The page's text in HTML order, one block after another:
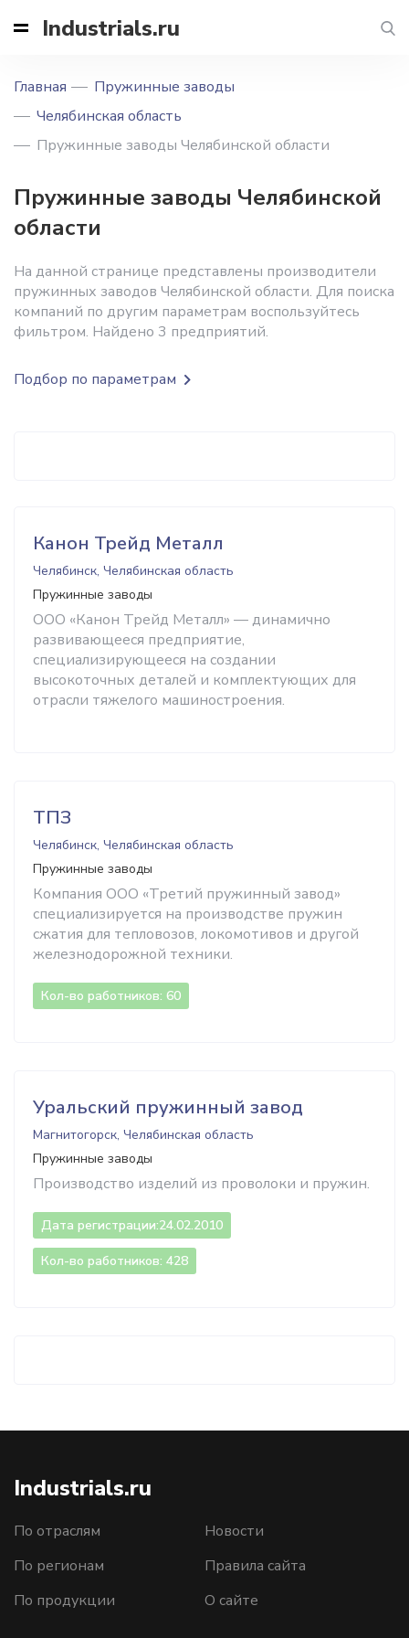
Industrials.ru
Главная
Пружинные заводы
Челябинская область
Пружинные заводы Челябинской области
Пружинные заводы Челябинской
области
На данной странице представлены производители
пружинных заводов Челябинской области. Для поиска
компаний по другим параметрам воспользуйтесь
фильтром. Найдено 3 предприятий.
Канон Трейд Металл
Челябинск, Челябинская область
Пружинные заводы
ООО «Канон Трейд Металл» — динамично
развивающееся предприятие,
специализирующееся на создании
высокоточных деталей и комплектующих для
отрасли тяжелого машиностроения.
ТПЗ
Челябинск, Челябинская область
Пружинные заводы
Компания ООО «Третий пружинный завод»
специализируется на производстве пружин
сжатия для тепловозов, локомотивов и другой
железнодорожной техники.
Кол-во работников: 60
Уральский пружинный завод
Магнитогорск, Челябинская область
Пружинные заводы
Производство изделий из проволоки и пружин.
Дата регистрации:24.02.2010
Кол-во работников: 428
Подбор по параметрам
Industrials.ru
По отраслям
По регионам
По продукции
Новости
Правила сайта
О сайте